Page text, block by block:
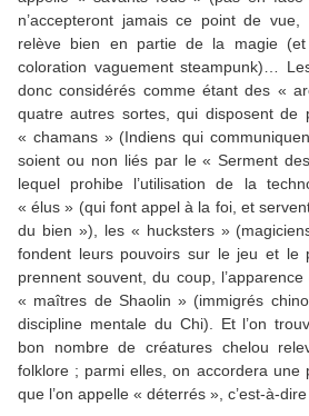
n’accepteront jamais ce point de
relève bien en partie de la magie (et
coloration vaguement steampunk)…
donc considérés comme étant des «
quatre autres sortes, qui disposent de
« chamans » (Indiens qui
soient ou non liés par le « Serment
lequel prohibe l’utilisation de la
« élus » (qui font appel à la foi, et
du bien »), les « hucksters »
fondent leurs pouvoirs sur le jeu et le
prennent souvent, du coup,
« maîtres de Shaolin » (immigrés
discipline mentale du Chi). Et l’on
bon nombre de créatures chelou
folklore ; parmi elles, on accordera une
que l’on appelle « déterrés », c’est-à-